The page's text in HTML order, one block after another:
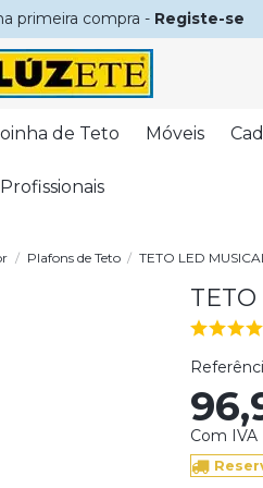
primeira compra - Registe-se
de Teto Móveis
Profissionais
Plafons de Teto TETO LED
Com IVA